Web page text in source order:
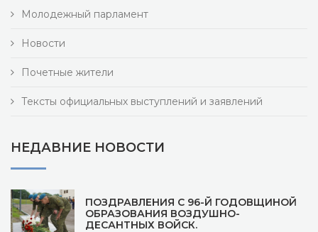
Молодежный парламент
Новости
Почетные жители
Тексты официальных выступлений и заявлений
НЕДАВНИЕ НОВОСТИ
ПОЗДРАВЛЕНИЯ С 96-Й ГОДОВЩИНОЙ
ОБРАЗОВАНИЯ ВОЗДУШНО-
ДЕСАНТНЫХ ВОЙСК.